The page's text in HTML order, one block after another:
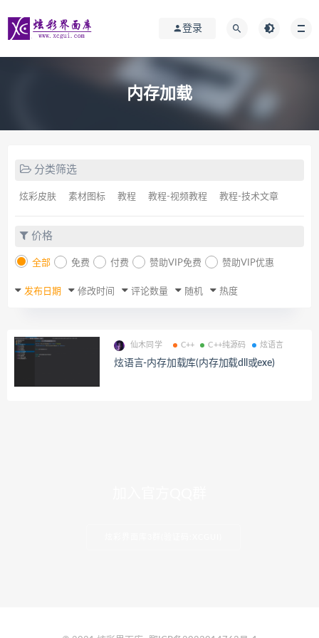
登录
内存加载
分类筛选
炫彩皮肤 素材图标 教程 教程-视频教程 教程-技术文章
价格
全部 免费 付费 赞助VIP免费 赞助VIP优惠
发布日期 修改时间 评论数量 随机 热度
仙木同学 C++ C++纯源码 炫语言
炫语言-内存加载库(内存加载dll或exe)